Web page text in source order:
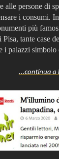
alle persone di
i consumi.
più
tante case
i palazzi
...continua a